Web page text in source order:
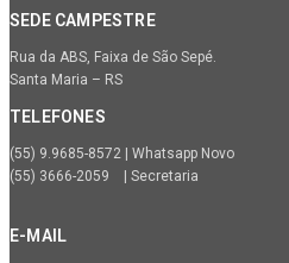
SEDE CAMPESTRE
Rua da ABS, Faixa de São Sepé.
Santa Maria – RS
TELEFONES
(55) 9.9685-8572 | Whatsapp Novo
(55) 3666-2059 | Secretaria
E-MAIL